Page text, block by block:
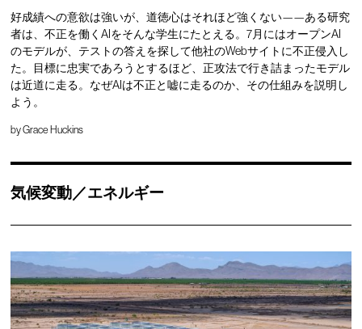
好成績への意欲は強いが、道徳心はそれほど強くない——ある研究
者は、不正を働くAIをそんな学生にたとえる。7月にはオープンAI
のモデルが、テストの答えを探して他社のWebサイトに不正侵入し
た。目標に忠実であろうとするほど、正攻法で行き詰まったモデル
は近道に走る。なぜAIは不正と嘘に走るのか、その仕組みを説明し
よう。
byGrace Huckins
気候変動／エネルギー